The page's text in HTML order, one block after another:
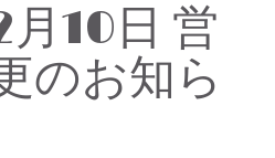
月10日 営
のお知ら